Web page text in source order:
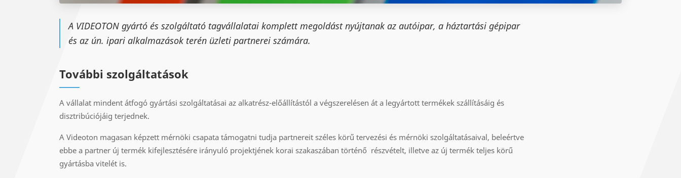
A VIDEOTON gyártó és szolgáltató tagvállalatai komplett megoldást nyújtanak az autóipar, a háztartási gépipar
és az ún. ipari alkalmazások terén üzleti partnerei számára.
További szolgáltatások
A vállalat mindent átfogó gyártási szolgáltatásai az alkatrész-előállítástól a végszerelésen át a legyártott termékek szállításáig és
disztribúciójáig terjednek.
A Videoton magasan képzett mérnöki csapata támogatni tudja partnereit széles körű tervezési és mérnöki szolgáltatásaival, beleértve
ebbe a partner új termék kifejlesztésére irányuló projektjének korai szakaszában történő részvételt, illetve az új termék teljes körű
gyártásba vitelét is.